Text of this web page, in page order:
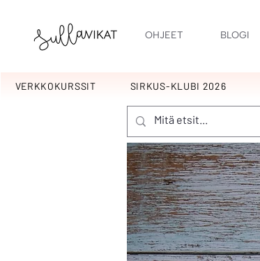
OHJEET BLOGI
VERKKOKURSSIT SIRKUS-KLUBI 2026